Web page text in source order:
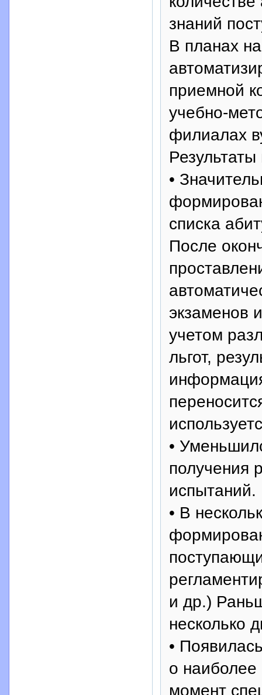
знаний
В планах
приемной
учебно-
филиалах
Результаты
•
списка
После
экзаменов
учетом
льгот,
•
получения
испытаний.
• В
и др.)
несколько
•
о
момент